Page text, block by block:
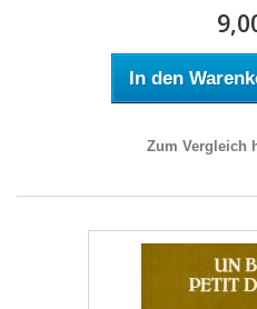
In den
Zum Vergleich